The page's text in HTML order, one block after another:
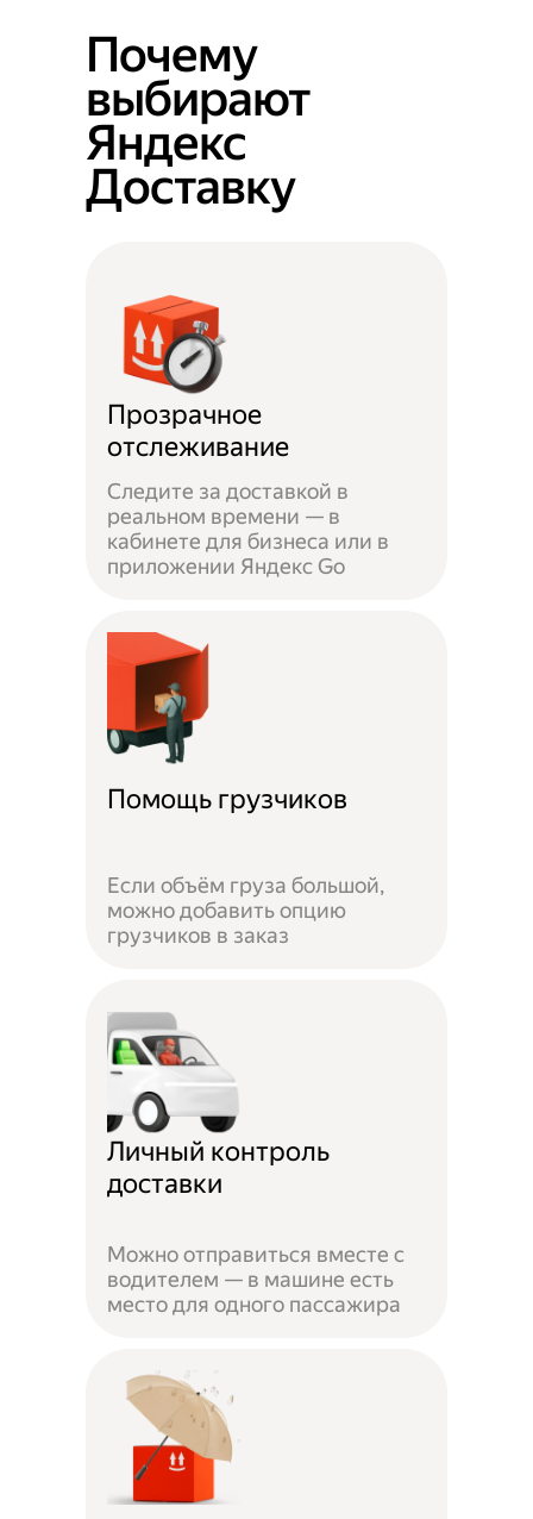
Почему
выбирают
Яндекс
Доставку
Прозрачное
отслеживание
Следите за доставкой в
реальном времени — в
кабинете для бизнеса или в
приложении Яндекс Go
Помощь грузчиков
Если объём груза большой,
можно добавить опцию
грузчиков в заказ
Личный контроль
доставки
Можно отправиться вместе с
водителем — в машине есть
место для одного пассажира